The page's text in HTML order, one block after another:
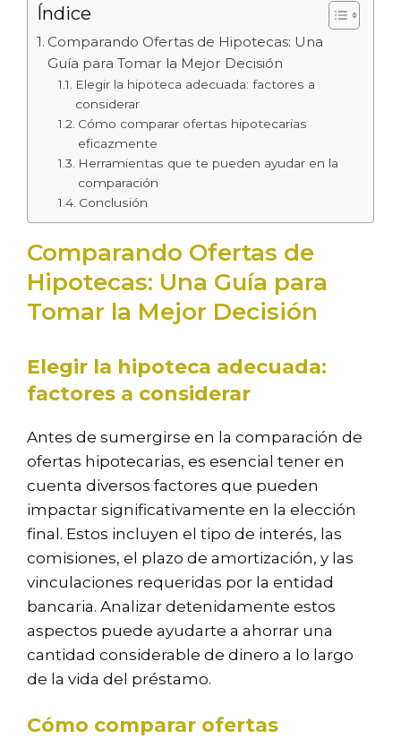
Índice
Comparando Ofertas de Hipotecas: Una
Guía para Tomar la Mejor Decisión
Elegir la hipoteca adecuada: factores a
considerar
Cómo comparar ofertas hipotecarias
eficazmente
Herramientas que te pueden ayudar en la
comparación
Conclusión
Comparando Ofertas de
Hipotecas: Una Guía para
Tomar la Mejor Decisión
Elegir la hipoteca adecuada:
factores a considerar
Antes de sumergirse en la comparación de
ofertas hipotecarias, es esencial tener en
cuenta diversos factores que pueden
impactar significativamente en la elección
final. Estos incluyen el tipo de interés, las
comisiones, el plazo de amortización, y las
vinculaciones requeridas por la entidad
bancaria. Analizar detenidamente estos
aspectos puede ayudarte a ahorrar una
cantidad considerable de dinero a lo largo
de la vida del préstamo.
Cómo comparar ofertas